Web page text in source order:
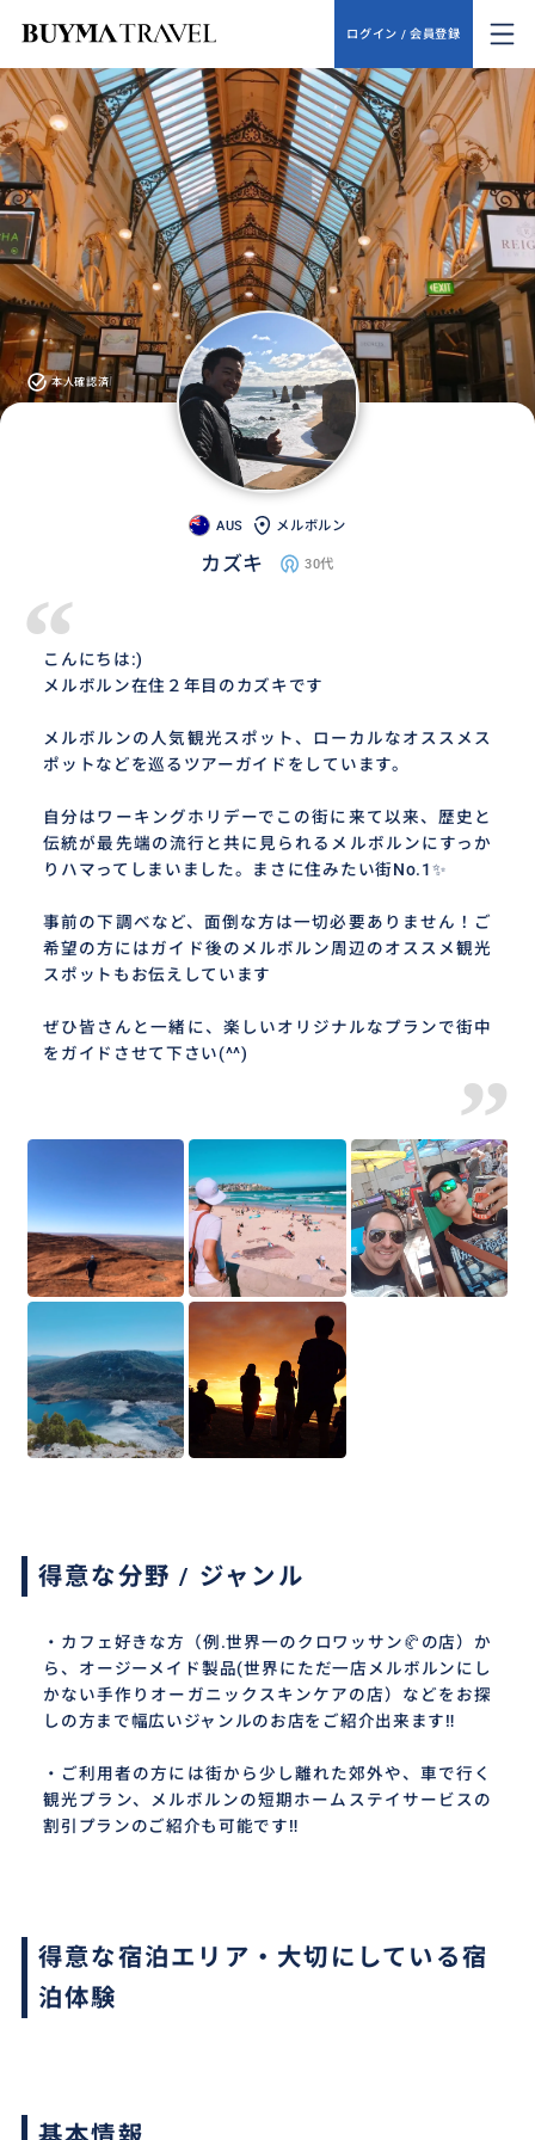
ログイン / 会員登録
本人確認済
AUS メルボルン
カズキ 30代
“
こんにちは:)
メルボルン在住２年目のカズキです
メルボルンの人気観光スポット、ローカルなオススメス
ポットなどを巡るツアーガイドをしています。
自分はワーキングホリデーでこの街に来て以来、歴史と
伝統が最先端の流行と共に見られるメルボルンにすっか
りハマってしまいました。まさに住みたい街No.1✨
事前の下調べなど、面倒な方は一切必要ありません！ご
希望の方にはガイド後のメルボルン周辺のオススメ観光
スポットもお伝えしています
ぜひ皆さんと一緒に、楽しいオリジナルなプランで街中
をガイドさせて下さい(^^)
”
得意な分野 / ジャンル
・カフェ好きな方（例.世界一のクロワッサン🥐の店）か
ら、オージーメイド製品(世界にただ一店メルボルンにし
かない手作りオーガニックスキンケアの店）などをお探
しの方まで幅広いジャンルのお店をご紹介出来ます‼︎
・ご利用者の方には街から少し離れた郊外や、車で行く
観光プラン、メルボルンの短期ホームステイサービスの
割引プランのご紹介も可能です‼︎
得意な宿泊エリア・大切にしている宿
泊体験